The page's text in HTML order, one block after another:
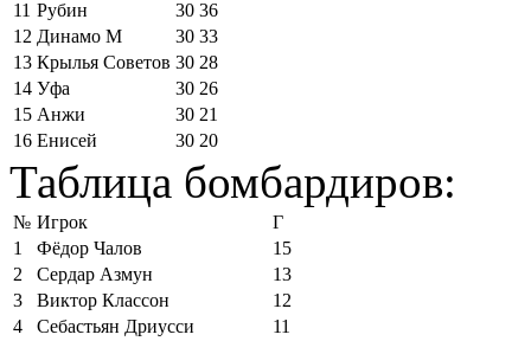
11 Рубин 30 36
12 Динамо М 30 33
13 Крылья Советов 30 28
14 Уфа 30 26
15 Анжи 30 21
16 Енисей 30 20
Таблица бомбардиров:
№ Игрок
Г
1
Фёдор Чалов
15
2
Сердар Азмун
13
3
Виктор Классон
12
4
Себастьян Дриусси
11